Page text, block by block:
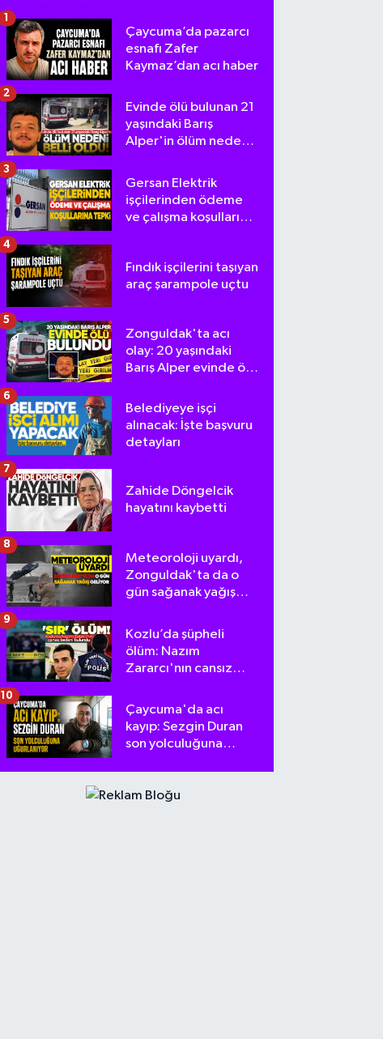
Çaycuma’da pazarcı
esnafı Zafer
Kaymaz’dan acı haber
1
Evinde ölü bulunan 21
yaşındaki Barış
Alper'in ölüm nedeni
2
Gersan Elektrik
işçilerinden ödeme
ve çalışma koşullarına
3
Fındık işçilerini taşıyan
araç şarampole uçtu
4
Zonguldak'ta acı
olay: 20 yaşındaki
Barış Alper evinde ölü
5
Belediyeye işçi
alınacak: İşte başvuru
detayları
6
Zahide Döngelcik
hayatını kaybetti
7
Meteoroloji uyardı,
Zonguldak'ta da o
gün sağanak yağış
8
Kozlu’da şüpheli
ölüm: Nazım
Zararcı'nın cansız
9
Çaycuma'da acı
kayıp: Sezgin Duran
son yolculuğuna
10